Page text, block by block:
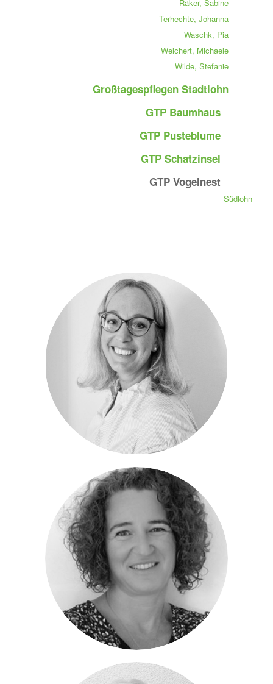
Räker, Sabine
Terhechte, Johanna
Waschk, Pia
Welchert, Michaele
Wilde, Stefanie
Großtagespflegen Stadtlohn
GTP Baumhaus
GTP Pusteblume
GTP Schatzinsel
GTP Vogelnest
Südlohn